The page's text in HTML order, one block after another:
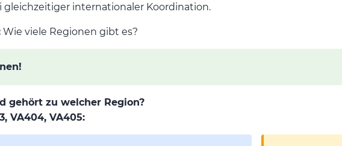
gleichzeitiger internationaler Koordination.
Wie viele Regionen gibt es?
gehört zu welcher Region?
VA404, VA405: